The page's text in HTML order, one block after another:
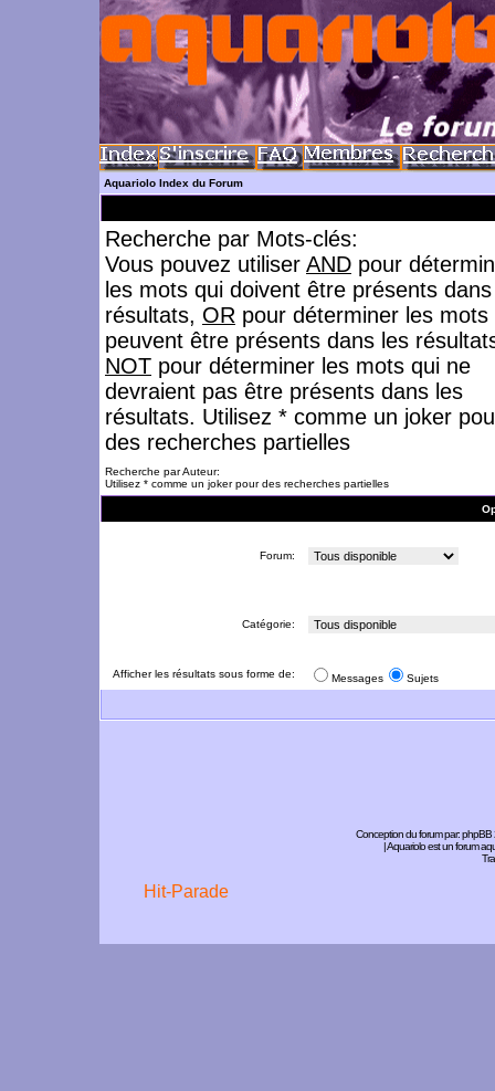
Aquariolo Index du Forum
Recherche par Mots-clés:
Vous pouvez utiliser AND pour
les mots qui doivent être présents
résultats, OR pour déterminer les mots
peuvent être présents dans les
NOT pour déterminer les mots qui ne
devraient pas être présents dans les
résultats. Utilisez * comme un joker
des recherches partielles
Recherche par Auteur:
Utilisez * comme un joker pour des recherches partielles
Forum:
Catégorie:
Afficher les résultats sous forme de: Messages Sujets
Conception du forum par:phpBB
| Aquariolo est un forum